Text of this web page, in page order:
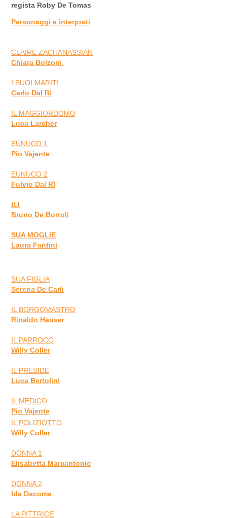
regista Roby De Tomas
Personaggi e interpreti
CLAIRE ZACHANASSIAN
Chiara Bolzoni
I SUOI MARITI
Carlo Dal Rì
IL MAGGIORDOMO
Luca Larcher
EUNUCO 1
Pio Vajente
EUNUCO 2
Fulvio Dal Rì
ILI
Bruno De Bortoli
SUA MOGLIE
Laura Fantini
SUA FIGLIA
Serena De Carli
IL BORGOMASTRO
Rinaldo Hauser
IL PARROCO
Willy Coller
IL PRESIDE
Luca Bertolini
IL MEDICO
Pio Vajente
IL POLIZIOTTO
Willy Coller
DONNA 1
Elisabetta Marcantonio
DONNA 2
Ida Dacome
LA PITTRICE